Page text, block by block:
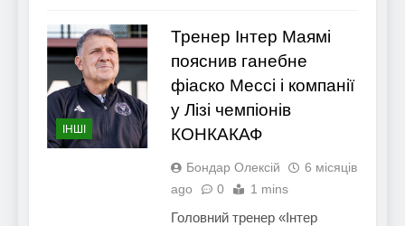
ІНШІ
Тренер Інтер Маямі
пояснив ганебне
фіаско Мессі і компанії
у Лізі чемпіонів
КОНКАКАФ
Бондар Олексій
6 місяців
ago
0 1 mins
Головний тренер «Інтер